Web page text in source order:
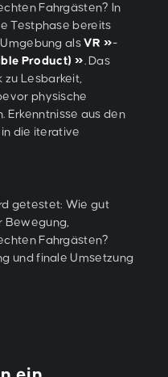
Fahrgästen? In
Testphase bereits
alsVR
-
Product)
. Das
Lesbarkeit,
physische
Erkenntnisse aus den
die iterative
getestet: Wie gut
Bewegung,
Fahrgästen?
und finale Umsetzung